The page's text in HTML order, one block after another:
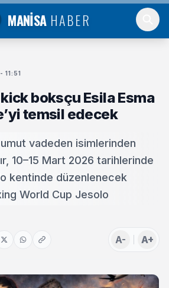
MANİSA HABER
boksçu Esila Esma
temsil edecek
vadeden isimlerinden
10–15 Mart 2026 tarihlerinde
kentinde düzenlenecek
World Cup Jesolo
A- A+